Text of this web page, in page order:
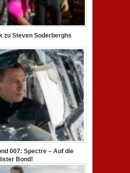
zu Steven Soderberghs
007: Spectre – Auf die
Bond!